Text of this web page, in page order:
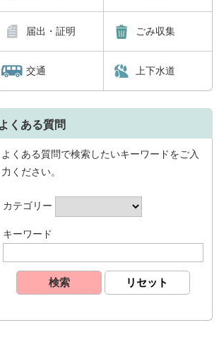
届出・証明 ごみ収集
交通 上下水道
よくある質問
よくある質問で検索したいキーワードをご入
力ください。
カテゴリー
キーワード